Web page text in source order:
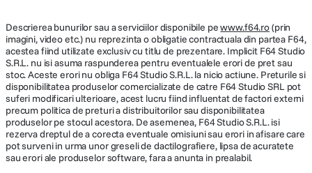
Descrierea bunurilor sau a serviciilor disponibile pewww.f64.ro(prin
imagini, video etc.) nu reprezinta o obligatie contractuala din partea F64,
acestea fiind utilizate exclusiv cu titlu de prezentare. Implicit F64 Studio
S.R.L. nu isi asuma raspunderea pentru eventualele erori de pret sau
stoc. Aceste erori nu obliga F64 Studio S.R.L. la nicio actiune. Preturile si
disponibilitatea produselor comercializate de catre F64 Studio SRL pot
suferi modificari ulterioare, acest lucru fiind influentat de factori externi
precum politica de preturi a distribuitorilor sau disponibilitatea
produselor pe stocul acestora. De asemenea, F64 Studio S.R.L. isi
rezerva dreptul de a corecta eventuale omisiuni sau erori in afisare care
pot surveni in urma unor greseli de dactilografiere, lipsa de acuratete
sau erori ale produselor software, fara a anunta in prealabil.